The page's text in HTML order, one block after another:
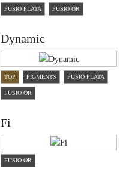
FUSIO PLATA FUSIO OR
Dynamic
TOP PIGMENTS FUSIO PLATA
FUSIO OR
Fi
FUSIO OR